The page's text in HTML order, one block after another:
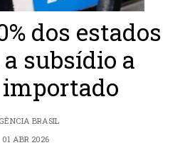
dos estados
subsídio a
BRASIL
01 ABR 2026